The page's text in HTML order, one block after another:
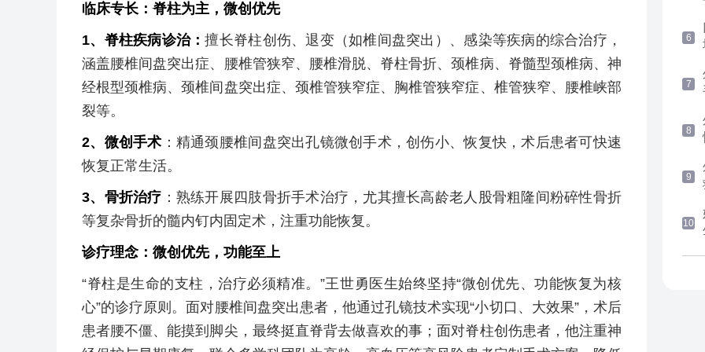
临床专长：脊柱为主，微创优先
1、脊柱疾病诊治：擅长脊柱创伤、退变（如椎间盘突出）、感染等疾病的综合治疗，
涵盖腰椎间盘突出症、腰椎管狭窄、腰椎滑脱、脊柱骨折、颈椎病、脊髓型颈椎病、神
经根型颈椎病、颈椎间盘突出症、颈椎管狭窄症、胸椎管狭窄症、椎管狭窄、腰椎峡部
裂等。
2、微创手术 ：精通颈腰椎间盘突出孔镜微创手术，创伤小、恢复快，术后患者可快速
恢复正常生活。
3、骨折治疗 ：熟练开展四肢骨折手术治疗，尤其擅长高龄老人股骨粗隆间粉碎性骨折
等复杂骨折的髓内钉内固定术，注重功能恢复。
诊疗理念：微创优先，功能至上
“脊柱是生命的支柱，治疗必须精准。”王世勇医生始终坚持“微创优先、功能恢复为核
心”的诊疗原则。面对腰椎间盘突出患者，他通过孔镜技术实现“小切口、大效果”，术后
患者腰不僵、能摸到脚尖，最终挺直脊背去做喜欢的事；面对脊柱创伤患者，他注重神
6
7
8
9
10